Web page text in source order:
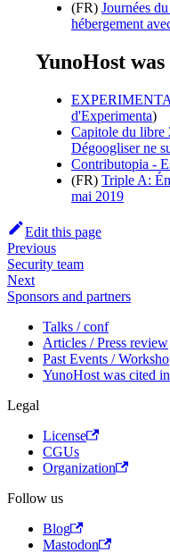
(FR) Journées
hébergement
YunoHost
d'Experimenta)
Capitole du libre
Dégoogliser ne
Contributopia -
(FR) Triple A:
mai 2019
Edit this page
Previous
Security team
Next
Sponsors and partners
Talks / conf
Articles / Press review
Past Events /
YunoHost was cited in
Legal
License
CGUs
Organization
Follow us
Blog
Mastodon